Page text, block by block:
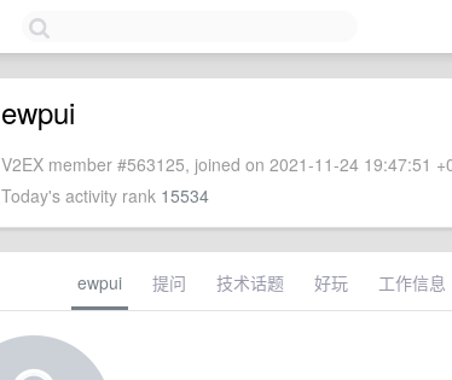
ewpui
V2EX member #563125, joined on 2021-11-24 19:47:51
Today's activity rank 15534
ewpui 提问 技术话题 好玩 工作信息